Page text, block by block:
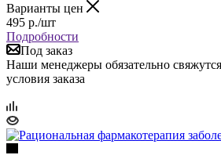
Варианты цен
495 р./шт
Подробности
Под заказ
Наши менеджеры обязательно
условия заказа